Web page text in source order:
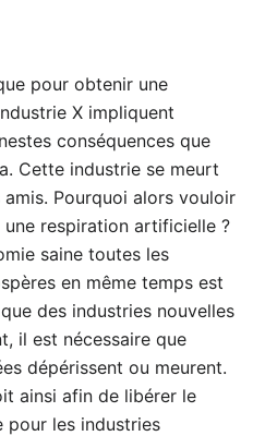
pour obtenir une
X impliquent
conséquences que
Cette industrie se meurt
Pourquoi alors vouloir
respiration artificielle ?
saine toutes les
en même temps est
des industries nouvelles
il est nécessaire que
dépérissent ou meurent.
ainsi afin de libérer le
les industries